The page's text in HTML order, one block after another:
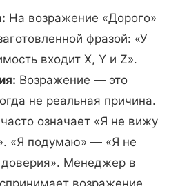
На возражение «Дорого»
фразой: «У
входит X, Y и Z».
Возражение — это
не реальная причина.
означает «Я не вижу
«Я подумаю» — «Я не
доверия». Менеджер в
возражение